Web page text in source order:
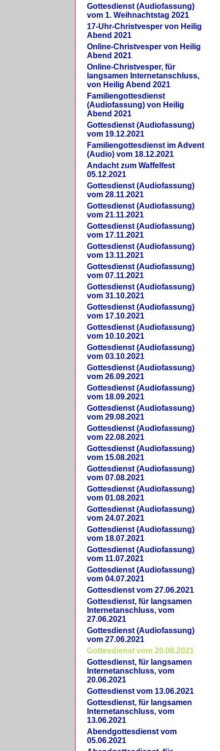
Gottesdienst (Audiofassung)
vom 1. Weihnachtstag 2021
17-Uhr-Christvesper von Heilig
Abend 2021
Online-Christvesper von Heilig
Abend 2021
Online-Christvesper, für
langsamen Internetanschluss,
von Heilig Abend 2021
Familiengottesdienst
(Audiofassung) von Heilig
Abend 2021
Gottesdienst (Audiofassung)
vom 19.12.2021
Familiengottesdienst im Advent
(Audio) vom 18.12.2021
Andacht zum Waffelfest
05.12.2021
Gottesdienst (Audiofassung)
vom 28.11.2021
Gottesdienst (Audiofassung)
vom 21.11.2021
Gottesdienst (Audiofassung)
vom 17.11.2021
Gottesdienst (Audiofassung)
vom 13.11.2021
Gottesdienst (Audiofassung)
vom 07.11.2021
Gottesdienst (Audiofassung)
vom 31.10.2021
Gottesdienst (Audiofassung)
vom 17.10.2021
Gottesdienst (Audiofassung)
vom 10.10.2021
Gottesdienst (Audiofassung)
vom 03.10.2021
Gottesdienst (Audiofassung)
vom 26.09.2021
Gottesdienst (Audiofassung)
vom 18.09.2021
Gottesdienst (Audiofassung)
vom 29.08.2021
Gottesdienst (Audiofassung)
vom 22.08.2021
Gottesdienst (Audiofassung)
vom 15.08.2021
Gottesdienst (Audiofassung)
vom 07.08.2021
Gottesdienst (Audiofassung)
vom 01.08.2021
Gottesdienst (Audiofassung)
vom 24.07.2021
Gottesdienst (Audiofassung)
vom 18.07.2021
Gottesdienst (Audiofassung)
vom 11.07.2021
Gottesdienst (Audiofassung)
vom 04.07.2021
Gottesdienst vom 27.06.2021
Gottesdienst, für langsamen
Internetanschluss, vom
27.06.2021
Gottesdienst (Audiofassung)
vom 27.06.2021
Gottesdienst vom 20.06.2021
Gottesdienst, für langsamen
Internetanschluss, vom
20.06.2021
Gottesdienst vom 13.06.2021
Gottesdienst, für langsamen
Internetanschluss, vom
13.06.2021
Abendgottesdienst vom
05.06.2021